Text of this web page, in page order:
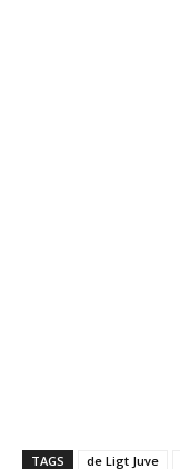
TAGS de Ligt Juve